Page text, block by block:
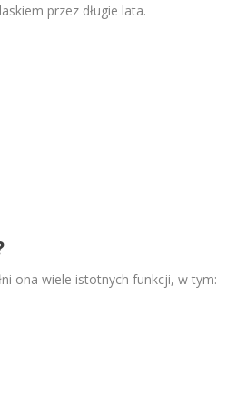
przez długie lata.
ona wiele istotnych funkcji, w tym: